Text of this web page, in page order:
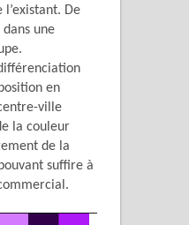
De
dans une
en
ville
la couleur
de la
suffire à